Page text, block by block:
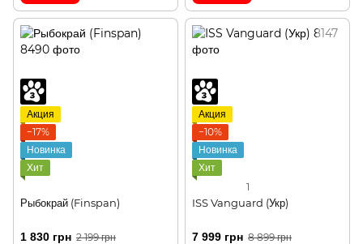
Акция
−17%
Новинка
Хит
Рыбокрай (Finspan)
1 830 грн 2 199 грн
Акция
−10%
Новинка
Хит
1
ISS Vanguard (Укр)
7 999 грн 8 899 грн